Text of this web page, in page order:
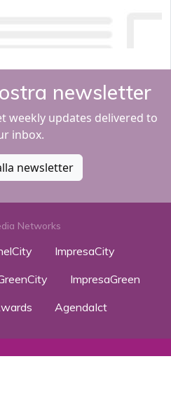
newsletter
weekly updates delivered to
inbox.
newsletter
Networks
ImpresaCity
ImpresaGreen
AgendaIct